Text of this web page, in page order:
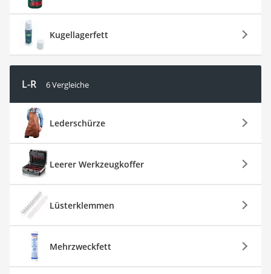
Kugellagerfett
L-R 6 Vergleiche
Lederschürze
Leerer Werkzeugkoffer
Lüsterklemmen
Mehrzweckfett